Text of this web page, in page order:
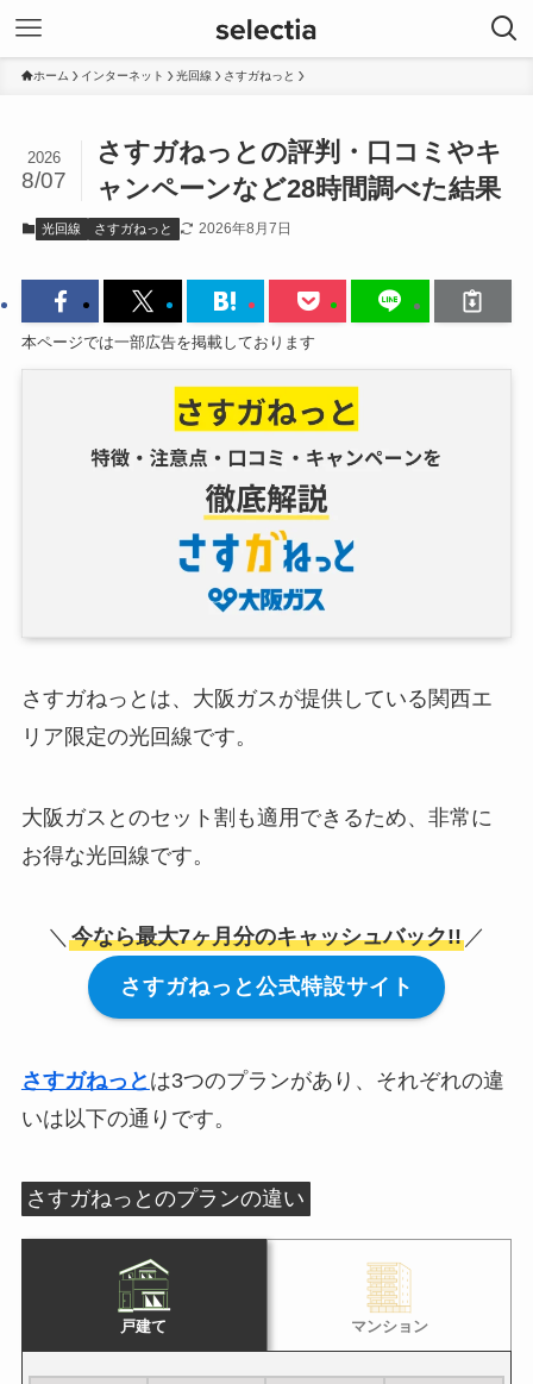
ホーム インターネット 光回線 さすガねっと
さすガねっとの評判・口コミやキ
ャンペーンなど28時間調べた結果
2026
8/07
光回線 さすガねっと 2026年8月7日
本ページでは一部広告を掲載しております
さすガねっとは、大阪ガスが提供している関西エ
リア限定の光回線です。
大阪ガスとのセット割も適用できるため、非常に
お得な光回線です。
＼ 今なら最大7ヶ月分のキャッシュバック!! ／
さすガねっと公式特設サイト
さすガねっと は3つのプランがあり、それぞれの違
いは以下の通りです。
さすガねっとのプランの違い
戸建て マンション